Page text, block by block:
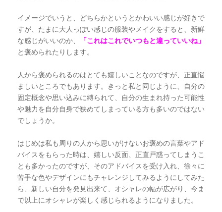
イメージでいうと、どちらかというとかわいい感じが好きで
すが、たまに大人っぽい感じの服装やメイクをすると、新鮮
な感じがいいのか、
「これはこれでいつもと違っていいね」
と褒められたりします。
人から褒められるのはとても嬉しいことなのですが、正直悩
ましいところでもあります。きっと私と同じように、自分の
固定概念や思い込みに縛られて、自分の生まれ持った可能性
や魅力を自分自身で狭めてしまっている方も多いのではない
でしょうか。
はじめは私も周りの人から思いがけないお褒めの言葉やアド
バイスをもらった時は、嬉しい反面、正直戸惑ってしまうこ
とも多かったのですが、そのアドバイスを受け入れ、徐々に
苦手な色やデザインにもチャレンジしてみるようにしてみた
ら、新しい自分を発見出来て、オシャレの幅が広がり、今ま
で以上にオシャレが楽しく感じられるようになりました。